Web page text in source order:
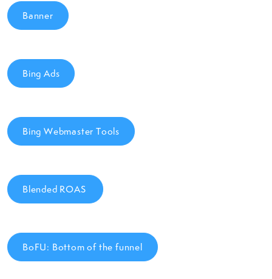
Banner
Bing Ads
Bing Webmaster Tools
Blended ROAS
BoFU: Bottom of the funnel